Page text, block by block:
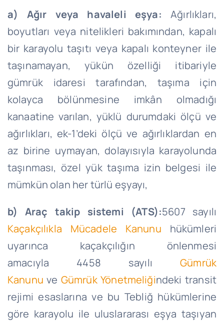
a) Ağır veya havaleli eşya:Ağırlıkları,
boyutları veya nitelikleri bakımından, kapalı
bir karayolu taşıtı veya kapalı konteyner ile
taşınamayan, yükün özelliği itibariyle
gümrük idaresi tarafından, taşıma için
kolayca bölünmesine imkân olmadığı
kanaatine varılan, yüklü durumdaki ölçü ve
ağırlıkları, ek-1’deki ölçü ve ağırlıklardan en
az birine uymayan, dolayısıyla karayolunda
taşınması, özel yük taşıma izin belgesi ile
mümkün olan her türlü eşyayı,
b) Araç takip sistemi (ATS):5607 sayılı
Kaçakçılıkla Mücadele Kanunu hükümleri
uyarınca kaçakçılığın önlenmesi
amacıyla 4458 sayılıGümrük
Kanunu ve Gümrük Yönetmeliğindeki transit
rejimi esaslarına ve bu Tebliğ hükümlerine
göre karayolu ile uluslararası eşya taşıyan